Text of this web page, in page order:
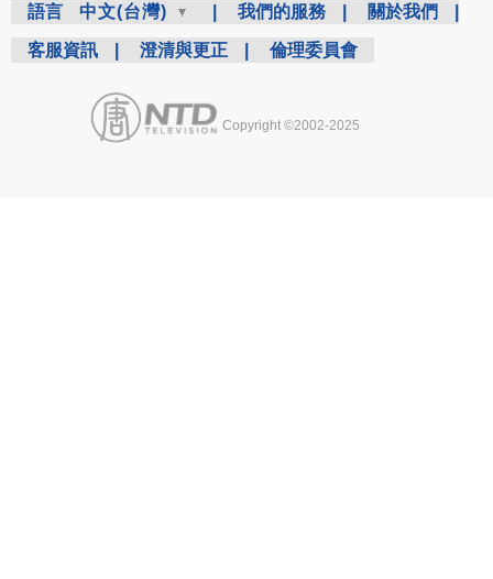
語言 中文(台灣) 我們的服務 關於我們
客服資訊 澄清與更正 倫理委員會
Copyright ©2002-2025